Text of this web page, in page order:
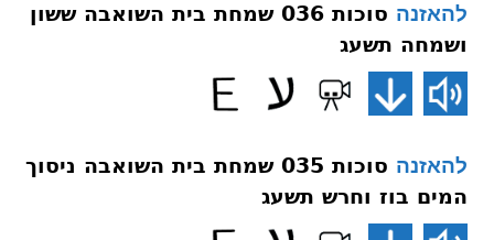
להאזנה
סוכות 036 שמחת בית השואבה ששון
ושמחה תשעג
להאזנה
סוכות 035 שמחת בית השואבה ניסוך
המים בוז וחרש תשעג